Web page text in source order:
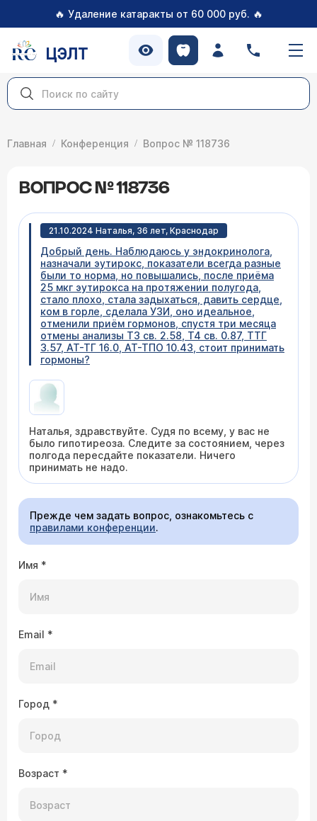
🔥 Удаление катаракты от 60 000 руб. 🔥
ЦЭЛТ
Главная Конференция Вопрос № 118736
ВОПРОС № 118736
21.10.2024 Наталья, 36 лет, Краснодар
Добрый день. Наблюдаюсь у эндокринолога,
назначали эутирокс, показатели всегда разные
были то норма, но повышались, после приёма
25 мкг эутирокса на протяжении полугода,
стало плохо, стала задыхаться, давить сердце,
ком в горле, сделала УЗИ, оно идеальное,
отменили приём гормонов, спустя три месяца
отмены анализы Т3 св. 2.58, Т4 св. 0.87, ТТГ
3.57, АТ-ТГ 16.0, АТ-ТПО 10.43, стоит принимать
гормоны?
Наталья, здравствуйте. Судя по всему, у вас не
было гипотиреоза. Следите за состоянием, через
полгода пересдайте показатели. Ничего
принимать не надо.
Прежде чем задать вопрос, ознакомьтесь с
правилами конференции.
Имя *
Email *
Город *
Возраст *